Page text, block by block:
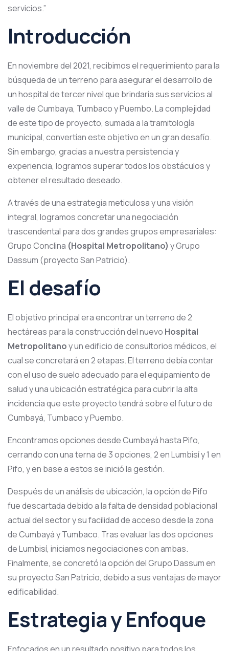
servicios.”
Introducción
En noviembre del 2021, recibimos el requerimiento para la
búsqueda de un terreno para asegurar el desarrollo de
un hospital de tercer nivel que brindaría sus servicios al
valle de Cumbaya, Tumbaco y Puembo. La complejidad
de este tipo de proyecto, sumada a la tramitología
municipal, convertían este objetivo en un gran desafío.
Sin embargo, gracias a nuestra persistencia y
experiencia, logramos superar todos los obstáculos y
obtener el resultado deseado.
A través de una estrategia meticulosa y una visión
integral, logramos concretar una negociación
trascendental para dos grandes grupos empresariales:
Grupo Conclina (Hospital Metropolitano) y Grupo
Dassum (proyecto San Patricio).
El desafío
El objetivo principal era encontrar un terreno de 2
hectáreas para la construcción del nuevo Hospital
Metropolitanoy un edificio de consultorios médicos, el
cual se concretará en 2 etapas. El terreno debía contar
con el uso de suelo adecuado para el equipamiento de
salud y una ubicación estratégica para cubrir la alta
incidencia que este proyecto tendrá sobre el futuro de
Cumbayá, Tumbaco y Puembo.
Encontramos opciones desde Cumbayá hasta Pifo,
cerrando con una terna de 3 opciones, 2 en Lumbisí y 1 en
Pifo, y en base a estos se inició la gestión.
Después de un análisis de ubicación, la opción de Pifo
fue descartada debido a la falta de densidad poblacional
actual del sector y su facilidad de acceso desde la zona
de Cumbayá y Tumbaco. Tras evaluar las dos opciones
de Lumbisí, iniciamos negociaciones con ambas.
Finalmente, se concretó la opción del Grupo Dassum en
su proyecto San Patricio, debido a sus ventajas de mayor
edificabilidad.
Estrategia y Enfoque